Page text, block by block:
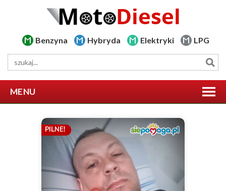
Benzyna Hybryda Elektryki LPG
MENU